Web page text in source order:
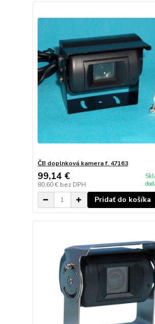
ČB doplnková kamera f. 47163
99,14 €
80,60 € bez DPH
Pridať do košíka